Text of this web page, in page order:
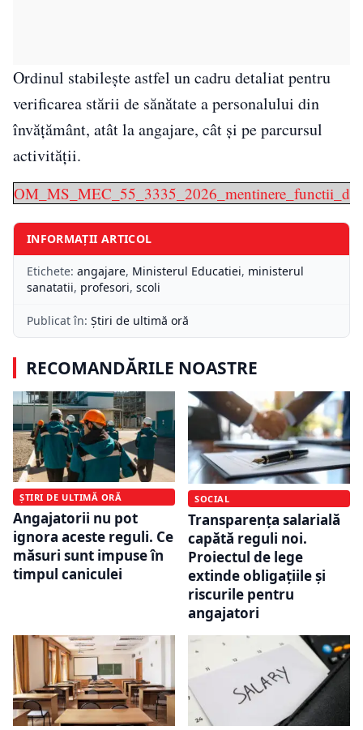
Ordinul stabilește astfel un cadru detaliat pentru
verificarea stării de sănătate a personalului din
învățământ, atât la angajare, cât și pe parcursul
activității.
INFORMAȚII ARTICOL
Etichete: angajare, Ministerul Educatiei, ministerul
sanatatii, profesori, scoli
Publicat în: Știri de ultimă oră
RECOMANDĂRILE NOASTRE
ȘTIRI DE ULTIMĂ ORĂ
Angajatorii nu pot
ignora aceste reguli. Ce
măsuri sunt impuse în
timpul caniculei
SOCIAL
Transparența salarială
capătă reguli noi.
Proiectul de lege
extinde obligațiile și
riscurile pentru
angajatori